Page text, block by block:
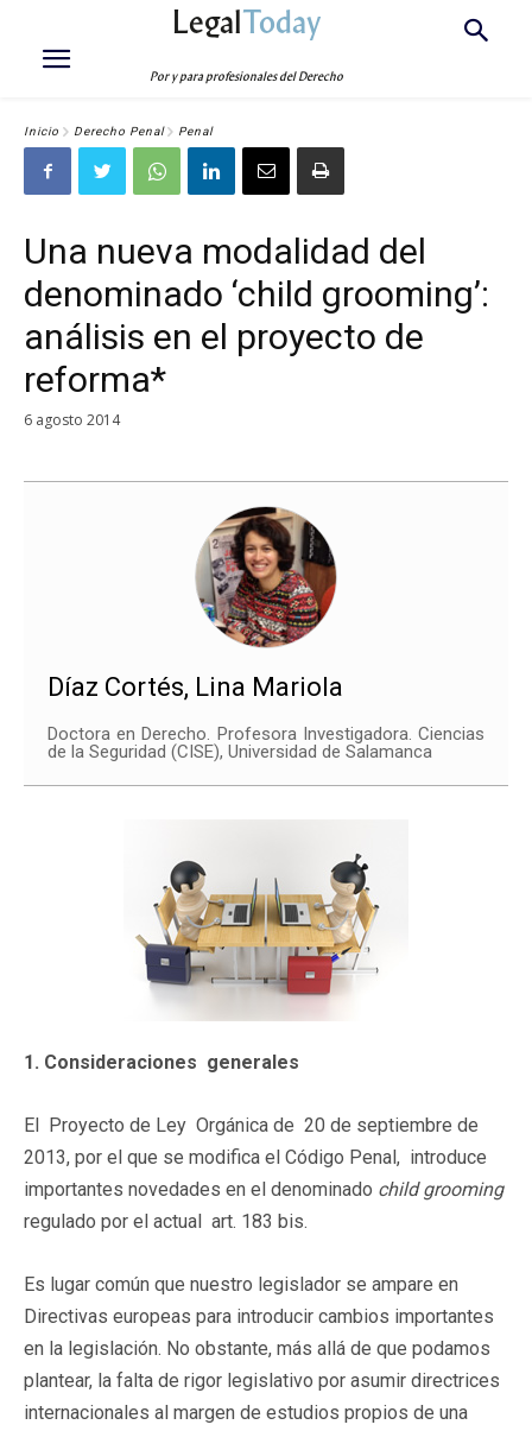
LegalToday
Por y para profesionales del Derecho
Inicio Derecho Penal Penal
Una nueva modalidad del
denominado ‘child grooming’:
análisis en el proyecto de
reforma*
6 agosto 2014
Díaz Cortés, Lina Mariola
Doctora en Derecho. Profesora Investigadora. Ciencias
de la Seguridad (CISE), Universidad de Salamanca
1. Consideraciones generales
El Proyecto de Ley Orgánica de 20 de septiembre de
2013, por el que se modifica el Código Penal, introduce
importantes novedades en el denominado child grooming
regulado por el actual art. 183 bis.
Es lugar común que nuestro legislador se ampare en
Directivas europeas para introducir cambios importantes
en la legislación. No obstante, más allá de que podamos
plantear, la falta de rigor legislativo por asumir directrices
internacionales al margen de estudios propios de una